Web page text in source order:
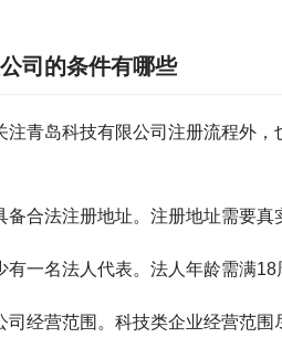
司的条件有哪些
注青岛科技有限公司注册流程外
备合法注册地址。注册地址需要真
有一名法人代表。法人年龄需满18
司经营范围。科技类企业经营范围